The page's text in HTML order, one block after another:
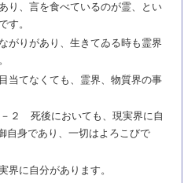
り、言を食べているのが霊、とい
す。
がりがあり、生きてゐる時も霊界
当てなくても、霊界、物質界の事
２ 死後においても、現実界に自
自身であり、一切はよろこびで
界に自分があります。